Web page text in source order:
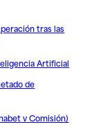
tras las
Artificial
de
v Comisión)